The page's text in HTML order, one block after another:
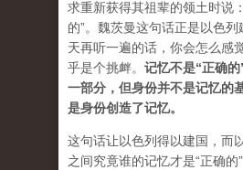
求重新获得其祖辈的领土时说
的”。魏茨曼这句话正是以色
天再听一遍的话，你会怎么感
乎是个挑衅。 记忆不是“正确
一部分，但身份并不是记忆的
是身份创造了记忆。
这句话让以色列得以建国，而
之间究竟谁的记忆才是“正确的